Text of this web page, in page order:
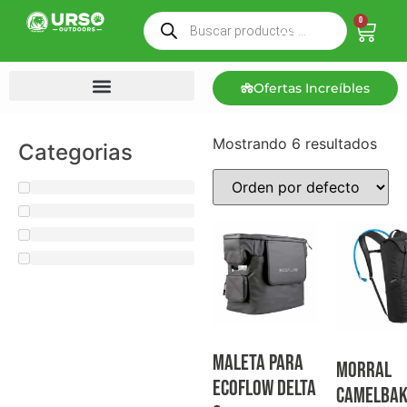
0
Ofertas Increíbles
Categorias Mostrando 6 resultados
Maleta para
Ecoflow Delta
Morral